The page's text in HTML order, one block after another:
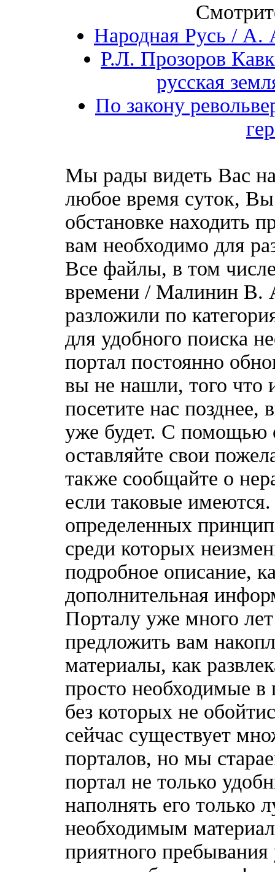
Народная Русь / А.
Р.Л. Прозоров
русская
По закону
Мы рады видеть Вас
любое время суток,
обстановке находить
вам необходимо для
Все файлы, в том
времени / Малинин В.
разложили по
для удобного поиска
портал постоянно
вы не нашли, того что
посетите нас позднее,
уже будет. С помощью
оставляйте свои
также сообщайте о
если таковые
определенных
среди которых
подробное описание,
дополнительная
Порталу уже много
предложить вам
материалы, как
просто необходимые в
без которых не
сейчас существует
порталов, но мы
портал не только
наполнять его только
необходимым
приятного